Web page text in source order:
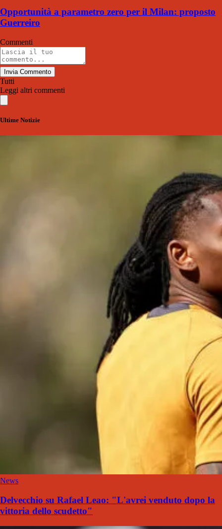
Opportunità a parametro zero per il Milan: proposto
Guerreiro
Commenti
Invia Commento
Tutti
Leggi altri commenti
Ultime Notizie
News
Delvecchio su Rafael Leao: "L'avrei venduto dopo la
vittoria dello scudetto"